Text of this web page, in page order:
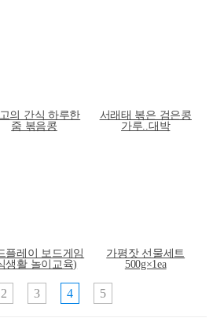
의 간식 하루한
줌 볶음콩
서래태 볶은 검은콩
가루..대박
플레이 보드게임
생활 놀이교육)
가평잣 선물세트
500g×1ea
2 3 4 5